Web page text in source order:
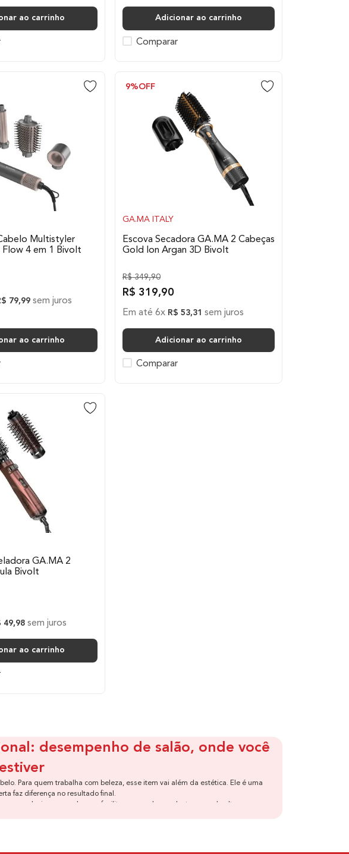
ao carrinho Adicionar ao carrinho
Comparar
Multistyler
4 em 1 Bivolt
79,99 sem juros
ao carrinho
GA.MA ITALY
Escova Secadora GA.MA 2 Cabeças
Gold Ion Argan 3D Bivolt
R$ 349,90
R$ 319,90
9%OFF
Em até 6x R$ 53,31 sem juros
Adicionar ao carrinho
Comparar
GA.MA 2
Bivolt
49,98 sem juros
ao carrinho
desempenho de salão, onde você
estiver
Para quem trabalha com beleza, esse item vai além da estética. Ele é uma
faz diferença no resultado final.
com design pensado para facilitar o uso, elas se destacam pelo alto
mais elaborado, a escova de cabelo elétrica da Ga.Ma entrega resultado